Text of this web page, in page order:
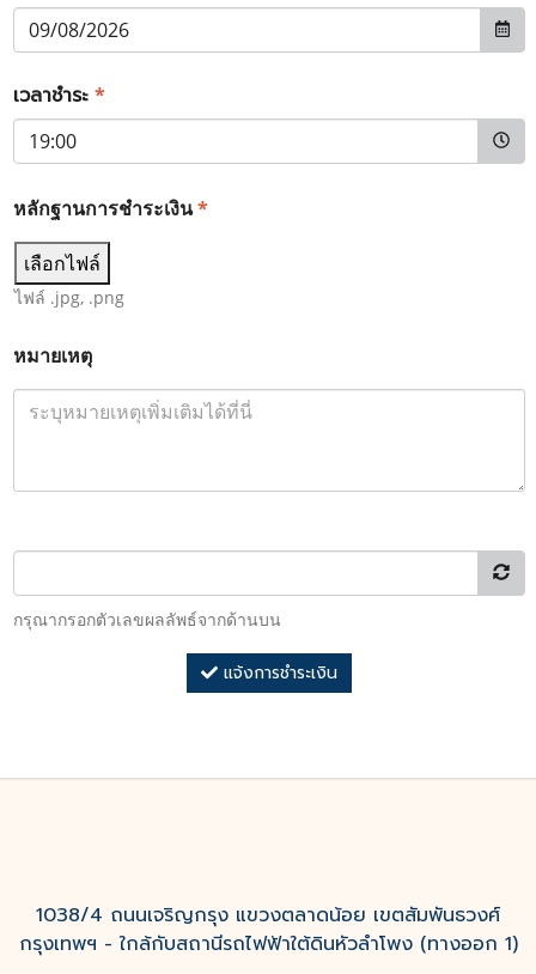
เวลาชำระ *
หลักฐานการชำระเงิน*
เลือกไฟล์
ไฟล์ .jpg, .png
หมายเหตุ
กรุณากรอกตัวเลขผลลัพธ์จากด้านบน
แจ้งการชำระเงิน
1038/4 ถนนเจริญกรุง แขวงตลาดน้อย เขตสัมพันธวงศ์
กรุงเทพฯ - ใกล้กับสถานีรถไฟฟ้าใต้ดินหัวลำโพง (ทางออก 1)